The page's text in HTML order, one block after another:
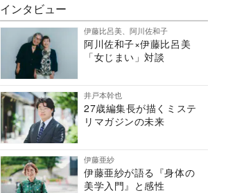
インタビュー
伊藤比呂美、阿川佐和子
阿川佐和子×伊藤比呂美
「女じまい」対談
井戸本幹也
27歳編集長が描くミステ
リマガジンの未来
伊藤亜紗
伊藤亜紗が語る『身体の
美学入門』と感性